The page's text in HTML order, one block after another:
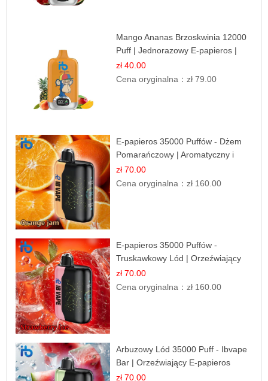
Mango Ananas Brzoskwinia 12000
Puff | Jednorazowy E-papieros |
Tropikalny Smak
zł 40.00
Cena oryginalna：zł 79.00
E-papieros 35000 Puffów - Dżem
Pomarańczowy | Aromatyczny i
Długotrwały
zł 70.00
Cena oryginalna：zł 160.00
E-papieros 35000 Puffów -
Truskawkowy Lód | Orzeźwiający
Smak
zł 70.00
Cena oryginalna：zł 160.00
Arbuzowy Lód 35000 Puff - Ibvape
Bar | Orzeźwiający E-papieros
Jednorazowy
zł 70.00